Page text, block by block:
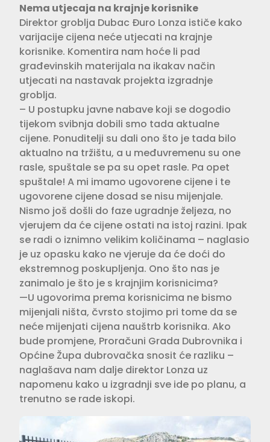
Nema utjecaja na krajnje korisnike
Direktor groblja Dubac Đuro Lonza ističe kako
varijacije cijena neće utjecati na krajnje
korisnike. Komentira nam hoće li pad
građevinskih materijala na ikakav način
utjecati na nastavak projekta izgradnje
groblja.
– U postupku javne nabave koji se dogodio
tijekom svibnja dobili smo tada aktualne
cijene. Ponuditelji su dali ono što je tada bilo
aktualno na tržištu, a u međuvremenu su one
rasle, spuštale se pa su opet rasle. Pa opet
spuštale! A mi imamo ugovorene cijene i te
ugovorene cijene dosad se nisu mijenjale.
Nismo još došli do faze ugradnje željeza, no
vjerujem da će cijene ostati na istoj razini. Ipak
se radi o iznimno velikim količinama – naglasio
je uz opasku kako ne vjeruje da će doći do
ekstremnog poskupljenja. Ono što nas je
zanimalo je što je s krajnjim korisnicima?
—U ugovorima prema korisnicima ne bismo
mijenjali ništa, čvrsto stojimo pri tome da se
neće mijenjati cijena nauštrb korisnika. Ako
bude promjene, Proračuni Grada Dubrovnika i
Općine Župa dubrovačka snosit će razliku –
naglašava nam dalje direktor Lonza uz
napomenu kako u izgradnji sve ide po planu, a
trenutno se rade iskopi.